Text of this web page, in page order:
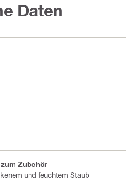
Daten
Zubehör
und feuchtem Staub